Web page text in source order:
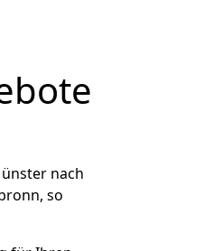
nach
so